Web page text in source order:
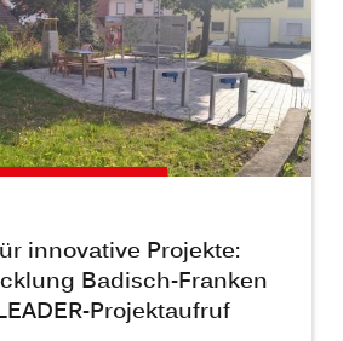
innovative Projekte:
Badisch-Franken
Projektaufruf